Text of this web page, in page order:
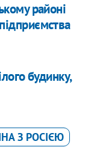
районі
будинку,
З РОСІЄЮ